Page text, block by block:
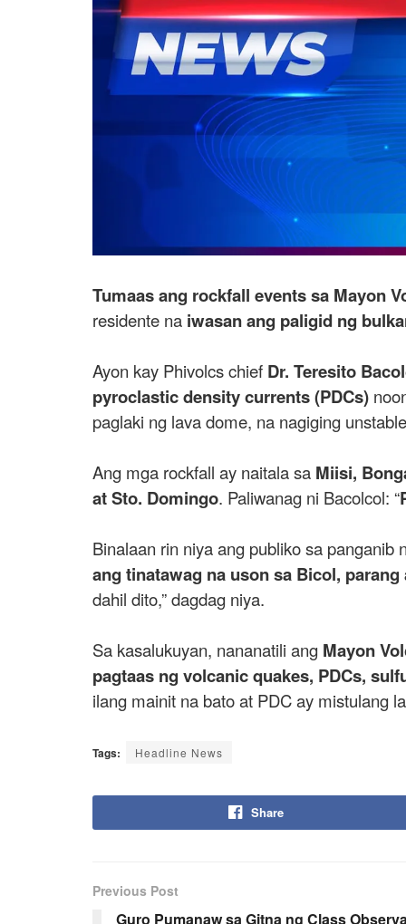
Tumaas ang rockfall events sa Mayon
residente na iwasan ang paligid ng
Ayon kay Phivolcs chief Dr. Teresito
pyroclastic density currents (PDCs)
paglaki ng lava dome, na nagiging
Ang mga rockfall ay naitala sa Miisi,
at Sto. Domingo. Paliwanag ni Bacolcol: “
Binalaan rin niya ang publiko sa panganib
ang tinatawag na uson sa Bicol,
dahil dito,” dagdag niya.
Sa kasalukuyan, nananatili ang Mayon
pagtaas ng volcanic quakes, PDCs,
ilang mainit na bato at PDC ay mistulang
Tags: Headline News
Share
Previous Post
Guro Pumanaw sa Gitna ng Class